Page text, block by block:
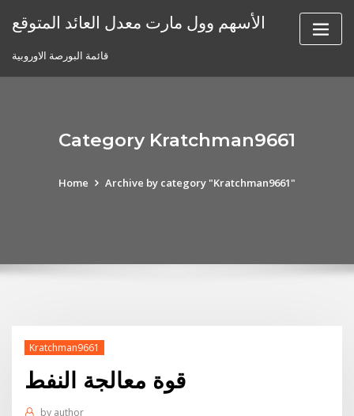
الأسهم وول مارت معدل العائد المتوقع
قائمة البورصة الاوروبية
Category Kratchman9661
Home Archive by category "Kratchman9661"
Kratchman9661
قوة معالجة النفط
by author